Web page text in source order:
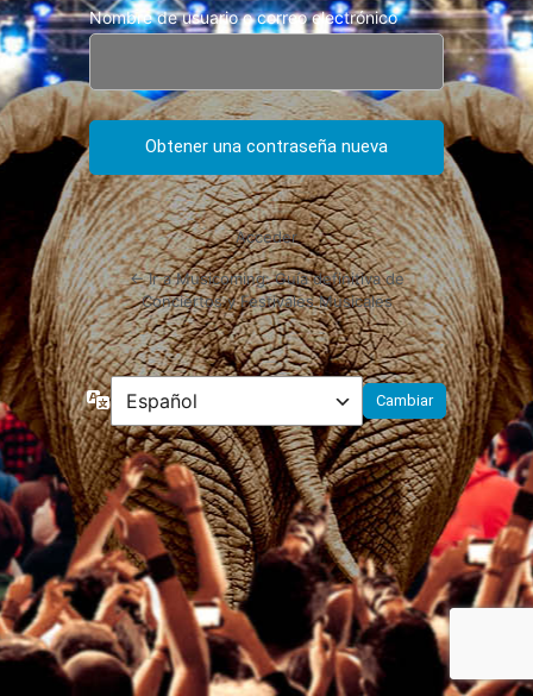
Nombre de usuario o correo electrónico
Acceder
← Ir a Musicoming: Guía definitiva de
Conciertos y Festivales Musicales
Idioma